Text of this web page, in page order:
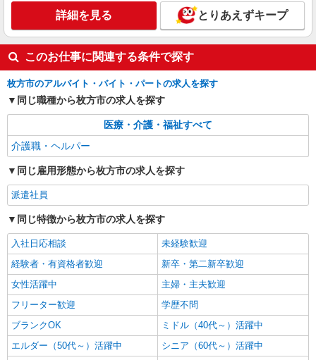
詳細を見る とりあえずキープ
このお仕事に関連する条件で探す
枚方市のアルバイト・バイト・パートの求人を探す
同じ職種から枚方市の求人を探す
医療・介護・福祉すべて
介護職・ヘルパー
同じ雇用形態から枚方市の求人を探す
派遣社員
同じ特徴から枚方市の求人を探す
入社日応相談
未経験歓迎
経験者・有資格者歓迎
新卒・第二新卒歓迎
女性活躍中
主婦・主夫歓迎
フリーター歓迎
学歴不問
ブランクOK
ミドル（40代～）活躍中
エルダー（50代～）活躍中
シニア（60代～）活躍中